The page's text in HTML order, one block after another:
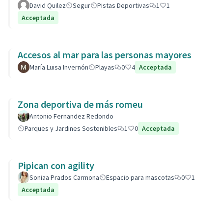
David Quilez Segur Pistas Deportivas 1
1
Acceptada
Accesos al mar para las personas mayores
María Luisa Invernón Playas 0 4 Acceptada
Zona deportiva de más romeu
Antonio Fernandez Redondo
Parques y Jardines Sostenibles
1 0 Acceptada
Pipican con agility
Soniaa Prados Carmona Espacio para mascotas 0
1
Acceptada